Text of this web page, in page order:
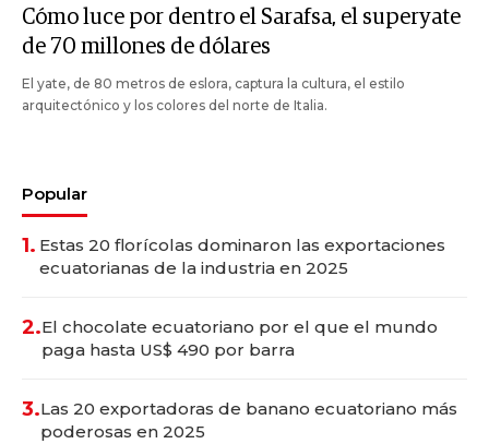
Cómo luce por dentro el Sarafsa, el superyate
de 70 millones de dólares
El yate, de 80 metros de eslora, captura la cultura, el estilo
arquitectónico y los colores del norte de Italia.
Popular
1. Estas 20 florícolas dominaron las exportaciones
ecuatorianas de la industria en 2025
2.El chocolate ecuatoriano por el que el mundo
paga hasta US$ 490 por barra
3.Las 20 exportadoras de banano ecuatoriano más
poderosas en 2025